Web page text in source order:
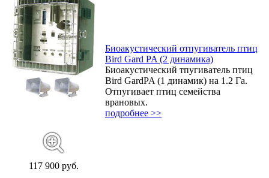
117 900 руб.
Биоакустический отпугиватель птиц
Bird Gard PA (2 динамика)
Биоакустический тпугиватель птиц
Bird GardPA (1 динамик) на 1.2 Га.
Отпугивает птиц семейства
врановых.
подробнее >>